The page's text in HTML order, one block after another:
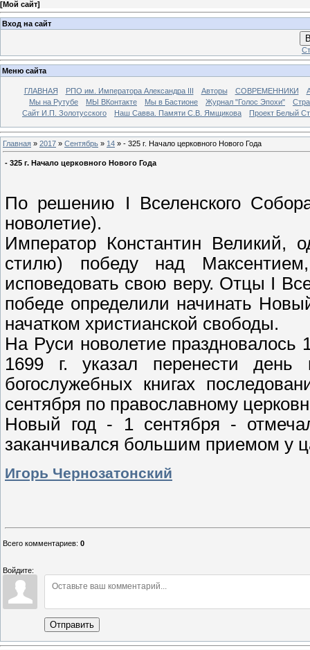
[Мой сайт]
Вход на сайт
Меню сайта
ГЛАВНАЯ РПО им. Императора Александра III Авторы СОВРЕМЕННИКИ
Мы на Рутубе
МЫ ВКонтакте Мы в Бастионе Журнал "Голос Эпохи"
Сайт И.П. Золотусского
Наш Савва. Памяти С.В. Ямщикова Проект Белый
Главная » 2017 » Сентябрь » 14 » - 325 г. Начало церковного Нового Года
- 325 г. Начало церковного Нового Года
По решению I Вселенского
новолетие).
Император Константин Великий,
стилю) победу над
исповедовать свою веру. Отцы I
победе определили начинать
начатком христианской свободы.
На Руси новолетие праздновалось
1699 г. указал перенести
богослужебных книгах
сентября по православному
Новый год - 1 сентября -
заканчивался большим приемом у
Игорь Чернозатонский
Всего комментариев: 0
Войдите:
Отправить